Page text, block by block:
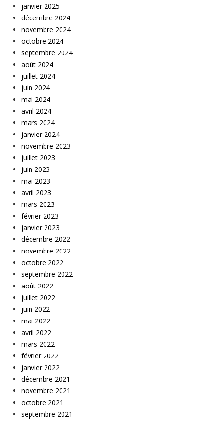
janvier 2025
décembre 2024
novembre 2024
octobre 2024
septembre 2024
août 2024
juillet 2024
juin 2024
mai 2024
avril 2024
mars 2024
janvier 2024
novembre 2023
juillet 2023
juin 2023
mai 2023
avril 2023
mars 2023
février 2023
janvier 2023
décembre 2022
novembre 2022
octobre 2022
septembre 2022
août 2022
juillet 2022
juin 2022
mai 2022
avril 2022
mars 2022
février 2022
janvier 2022
décembre 2021
novembre 2021
octobre 2021
septembre 2021